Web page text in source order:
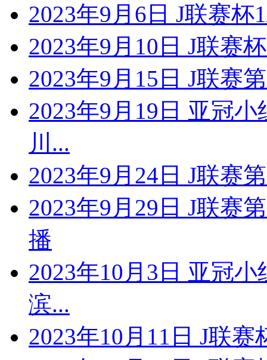
2023年9月6日 J联赛
2023年9月10日 J联赛
2023年9月15日 J联赛
2023年9月19日 亚冠
川...
2023年9月24日 J联赛
2023年9月29日 J联赛
播
2023年10月3日 亚冠
滨...
2023年10月11日 J联